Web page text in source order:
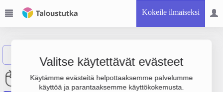
Kokeile ilmaiseksi
Valitse käytettävät evästeet
Käytämme evästeitä helpottaaksemme palvelumme
käyttöä ja parantaaksemme käyttökokemusta.
Nurmen Terästyö Oy